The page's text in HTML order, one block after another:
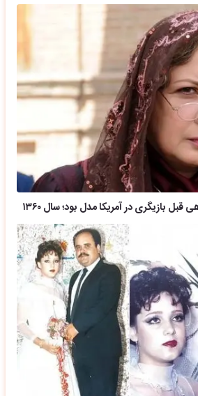
قبل بازیگری در آمریکا مدل بود؛ سال ۱۳۶۰